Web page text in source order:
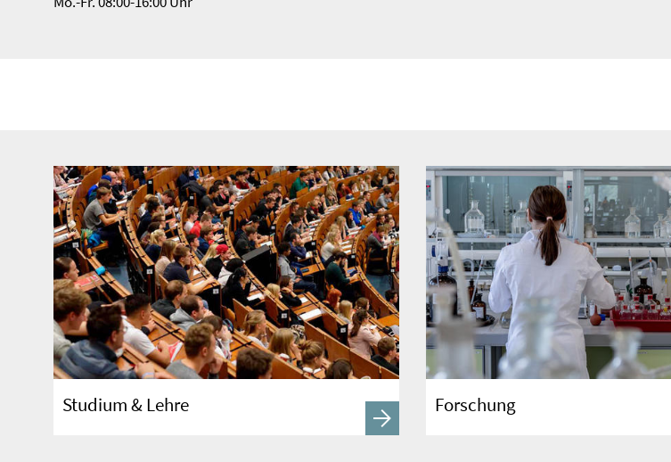
Studium & Lehre Forschung